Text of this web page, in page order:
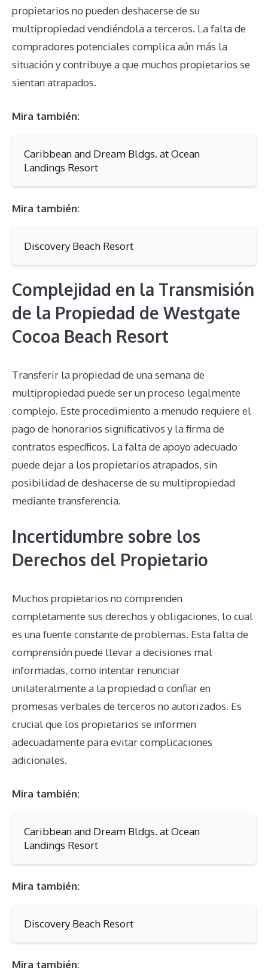
propietarios no pueden deshacerse de su
multipropiedad vendiéndola a terceros. La falta de
compradores potenciales complica aún más la
situación y contribuye a que muchos propietarios se
sientan atrapados.
Mira también:
Caribbean and Dream Bldgs. at Ocean
Landings Resort
Mira también:
Discovery Beach Resort
Complejidad en la Transmisión
de la Propiedad de Westgate
Cocoa Beach Resort
Transferir la propiedad de una semana de
multipropiedad puede ser un proceso legalmente
complejo. Este procedimiento a menudo requiere el
pago de honorarios significativos y la firma de
contratos específicos. La falta de apoyo adecuado
puede dejar a los propietarios atrapados, sin
posibilidad de deshacerse de su multipropiedad
mediante transferencia.
Incertidumbre sobre los
Derechos del Propietario
Muchos propietarios no comprenden
completamente sus derechos y obligaciones, lo cual
es una fuente constante de problemas. Esta falta de
comprensión puede llevar a decisiones mal
informadas, como intentar renunciar
unilateralmente a la propiedad o confiar en
promesas verbales de terceros no autorizados. Es
crucial que los propietarios se informen
adecuadamente para evitar complicaciones
adicionales.
Mira también:
Caribbean and Dream Bldgs. at Ocean
Landings Resort
Mira también:
Discovery Beach Resort
Mira también: